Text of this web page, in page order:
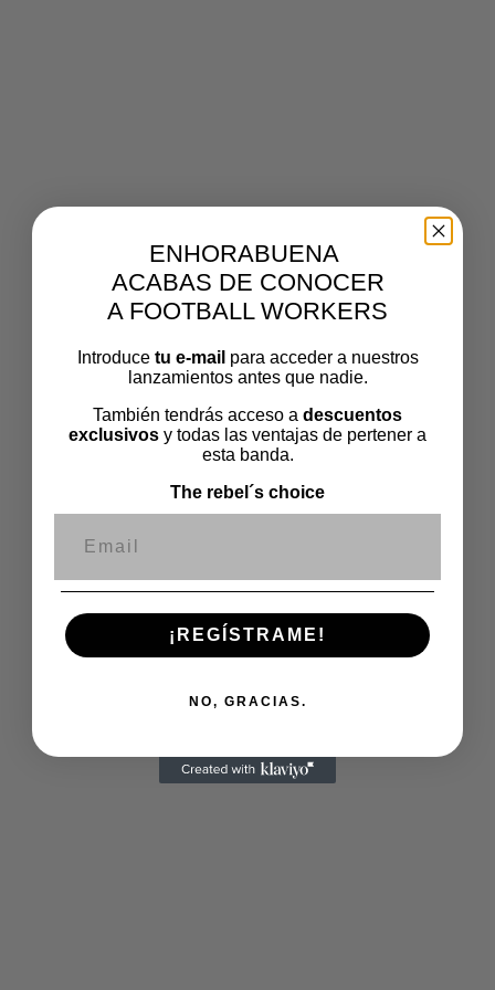
Volver a Gorra Classic FW – Azul Navy Por
completo es de1581 × 1581pixels
ENHORABUENA
ACABAS DE CONOCER
A FOOTBALL WORKERS
Introduce tu e-mail para acceder a nuestros
lanzamientos antes que nadie.
También tendrás acceso a descuentos
exclusivos y todas las ventajas de pertener a
esta banda.
The rebel´s choice
¡REGÍSTRAME!
NO, GRACIAS.